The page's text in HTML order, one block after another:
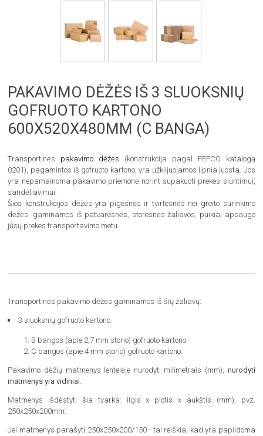
PAKAVIMO DĖŽĖS IŠ 3 SLUOKSNIŲ
GOFRUOTO KARTONO
600X520X480MM (C BANGA)
Transportinės pakavimo dėžės (konstrukcija pagal FEFCO katalogą
0201), pagamintos iš gofruoto kartono, yra užklijuojamos lipnia juosta. Jos
yra nepamainoma pakavimo priemonė norint supakuoti prekes siuntimui,
sandėliavimui.
Šios konstrukcijos dėžės yra pigesnės ir tvirtesnės nei greito surinkimo
dėžės, gaminamos iš patvaresnės, storesnės žaliavos, puikiai apsaugo
jūsų prekes transportavimo metu.
Transportinės pakavimo dėžės gaminamos iš šių žaliavų:
3 sluoksnių gofruoto kartono:
B bangos (apie 2,7 mm storio) gofruoto kartono;
C bangos (apie 4 mm storio) gofruoto kartono.
Pakavimo dėžių matmenys lentelėje nurodyti milimetrais (mm), nurodyti
matmenys yra vidiniai.
Matmenys išdėstyti šia tvarka: ilgis x plotis x aukštis (mm), pvz.
250x250x200mm.
Jei matmenys parašyti 250x250x200/150 - tai reiškia, kad yra papildoma